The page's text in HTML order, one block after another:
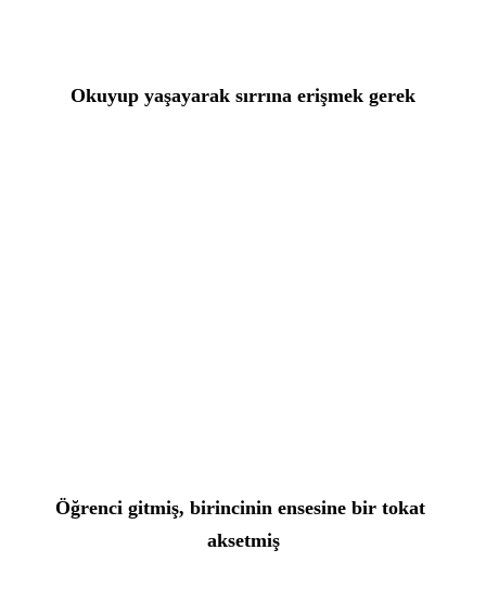
Okuyup yaşayarak sırrına erişmek gerek
Öğrenci gitmiş, birincinin ensesine bir tokat
aksetmiş